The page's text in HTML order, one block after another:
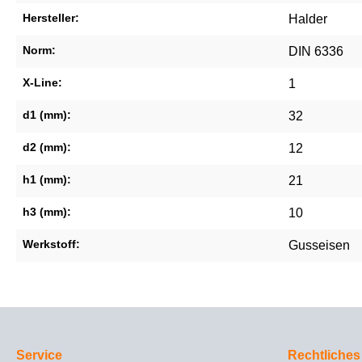
Hersteller: Halder
Norm: DIN 6336
X-Line: 1
d1 (mm): 32
d2 (mm): 12
h1 (mm): 21
h3 (mm): 10
Werkstoff: Gusseisen
Service
Rechtliches